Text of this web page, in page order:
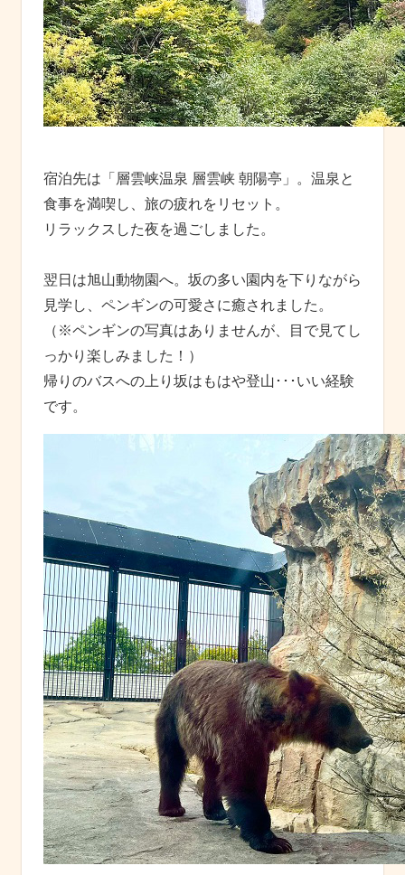
宿泊先は「層雲峡温泉 層雲峡 朝陽亭」。温泉と
食事を満喫し、旅の疲れをリセット。
リラックスした夜を過ごしました。
翌日は旭山動物園へ。坂の多い園内を下りながら
見学し、ペンギンの可愛さに癒されました。
（※ペンギンの写真はありませんが、目で見てし
っかり楽しみました！）
帰りのバスへの上り坂はもはや登山･･･いい経験
です。